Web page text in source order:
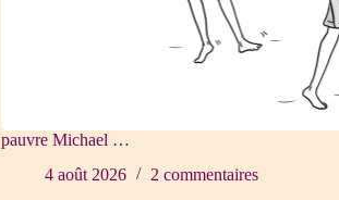
pauvre Michael …
4 août 2026
2 commentaires